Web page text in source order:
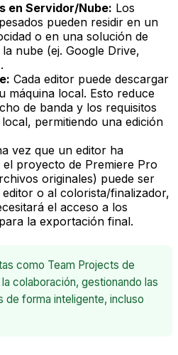
en Servidor/Nube: Los
pueden residir en un
o en una solución de
nube (ej. Google Drive,
Cada editor puede descargar
máquina local. Esto reduce
de banda y los requisitos
permitiendo una edición
vez que un editor ha
proyecto de Premiere Pro
originales) puede ser
editor o al colorista/finalizador,
el acceso a los
la exportación final.
como Team Projects de
colaboración, gestionando las
de forma inteligente, incluso